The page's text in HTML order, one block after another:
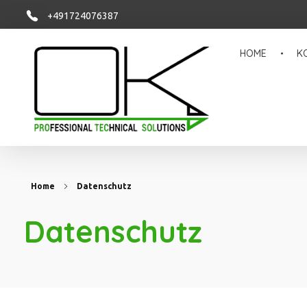
+491724076387
HOME
Home Datenschutz
Datenschutz